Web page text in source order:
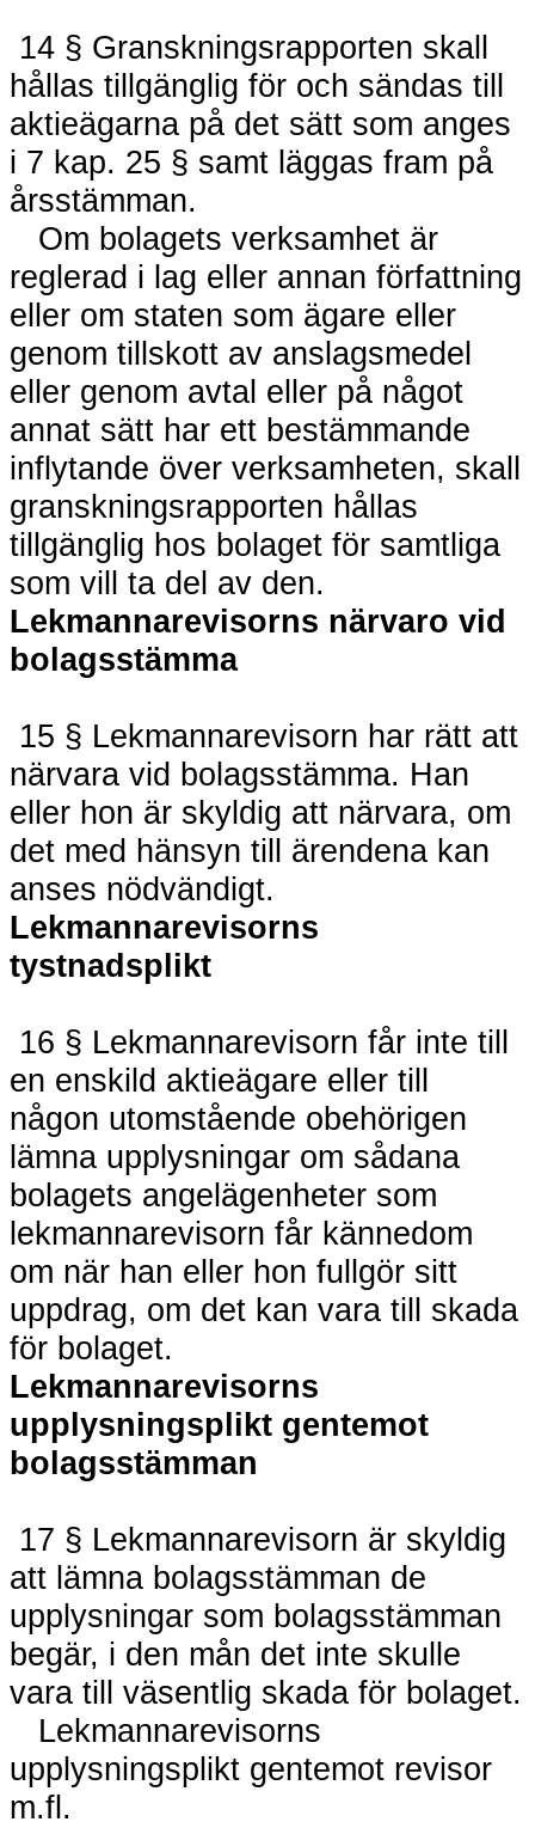
14 § Granskningsrapporten skall
hållas tillgänglig för och sändas till
aktieägarna på det sätt som anges
i 7 kap. 25 § samt läggas fram på
årsstämman.
Om bolagets verksamhet är
reglerad i lag eller annan författning
eller om staten som ägare eller
genom tillskott av anslagsmedel
eller genom avtal eller på något
annat sätt har ett bestämmande
inflytande över verksamheten, skall
granskningsrapporten hållas
tillgänglig hos bolaget för samtliga
som vill ta del av den.
Lekmannarevisorns närvaro vid
bolagsstämma
15 § Lekmannarevisorn har rätt att
närvara vid bolagsstämma. Han
eller hon är skyldig att närvara, om
det med hänsyn till ärendena kan
anses nödvändigt.
Lekmannarevisorns
tystnadsplikt
16 § Lekmannarevisorn får inte till
en enskild aktieägare eller till
någon utomstående obehörigen
lämna upplysningar om sådana
bolagets angelägenheter som
lekmannarevisorn får kännedom
om när han eller hon fullgör sitt
uppdrag, om det kan vara till skada
för bolaget.
Lekmannarevisorns
upplysningsplikt gentemot
bolagsstämman
17 § Lekmannarevisorn är skyldig
att lämna bolagsstämman de
upplysningar som bolagsstämman
begär, i den mån det inte skulle
vara till väsentlig skada för bolaget.
Lekmannarevisorns
upplysningsplikt gentemot revisor
m.fl.